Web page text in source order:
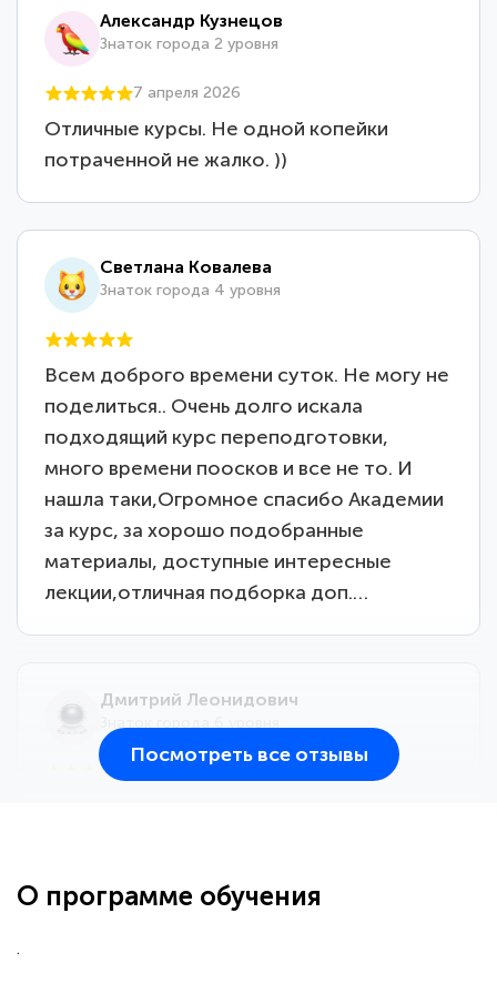
Александр Кузнецов
Знаток города 2 уровня
7 апреля 2026
Отличные курсы. Не одной копейки
потраченной не жалко. ))
Светлана Ковалева
Знаток города 4 уровня
Всем доброго времени суток. Не могу не
поделиться.. Очень долго искала
подходящий курс переподготовки,
много времени поосков и все не то. И
нашла таки,Огромное спасибо Академии
за курс, за хорошо подобранные
материалы, доступные интересные
лекции,отличная подборка доп.…
Дмитрий Леонидович
большое количество методических
Посмотреть все отзывы
О программе обучения
.